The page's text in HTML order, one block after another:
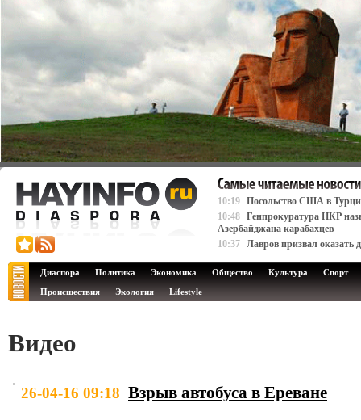
10:19 Посольство США в
10:48 Генпрокуратура НКР
Азербайджана карабахцев
10:37 Лавров призвал
Диаспора Политика Экономика Общество Культура
Спорт
Происшествия
Экология Lifestyle
Видео
26-04-16 09:18 Взрыв автобуса в Ереване